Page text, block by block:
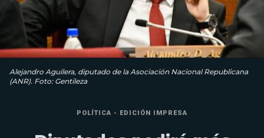
Alejandro Aguilera, diputado de la Asociación Nacional Republicana
(ANR). Foto: Gentileza
POLÍTICA - EDICIÓN IMPRESA